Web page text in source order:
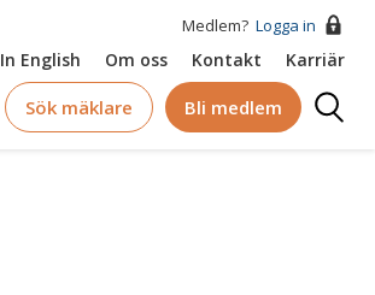
Medlem? Logga in
In English Om oss Kontakt Karriär
Sök mäklare Bli medlem
Logga